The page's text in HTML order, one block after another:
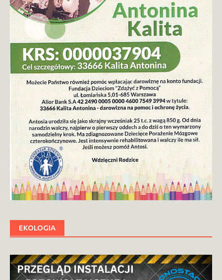
EKOLOGIA